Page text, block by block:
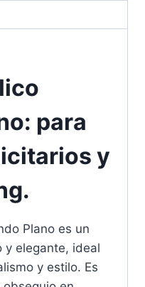
para
y
Plano es un
y elegante, ideal
y estilo. Es